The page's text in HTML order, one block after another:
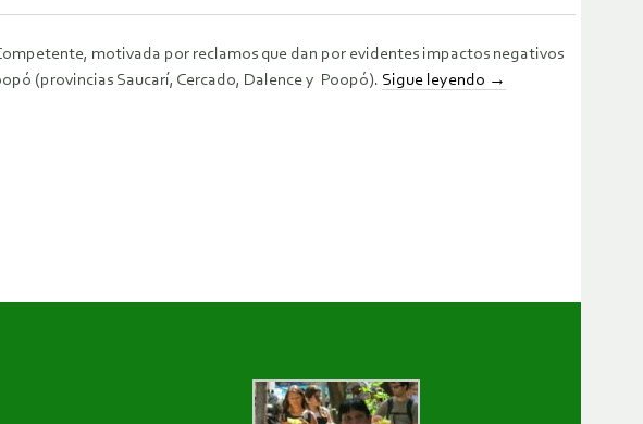
motivada por reclamos que dan por evidentes impactos negativos
(provincias Saucarí, Cercado, Dalence y Poopó). Sigue leyendo →